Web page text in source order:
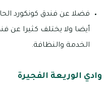
فضلا عن فندق كونكورد
أيضا ولا يختلف كثيرا
الخدمة والنظافة.
وادي الوريعة الفجيرة